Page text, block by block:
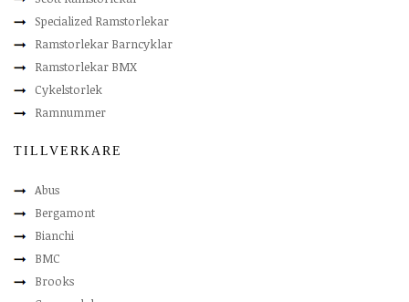
Specialized Ramstorlekar
Ramstorlekar Barncyklar
Ramstorlekar BMX
Cykelstorlek
Ramnummer
TILLVERKARE
Abus
Bergamont
Bianchi
BMC
Brooks